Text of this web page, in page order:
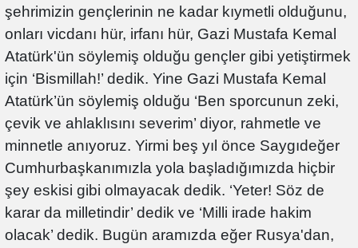
şehrimizin gençlerinin ne kadar kıymetli olduğunu,
onları vicdanı hür, irfanı hür, Gazi Mustafa Kemal
Atatürk'ün söylemiş olduğu gençler gibi yetiştirmek
için ‘Bismillah!’ dedik. Yine Gazi Mustafa Kemal
Atatürk’ün söylemiş olduğu ‘Ben sporcunun zeki,
çevik ve ahlaklısını severim’ diyor, rahmetle ve
minnetle anıyoruz. Yirmi beş yıl önce Saygıdeğer
Cumhurbaşkanımızla yola başladığımızda hiçbir
şey eskisi gibi olmayacak dedik. ‘Yeter! Söz de
karar da milletindir’ dedik ve ‘Milli irade hakim
olacak’ dedik. Bugün aramızda eğer Rusya'dan,